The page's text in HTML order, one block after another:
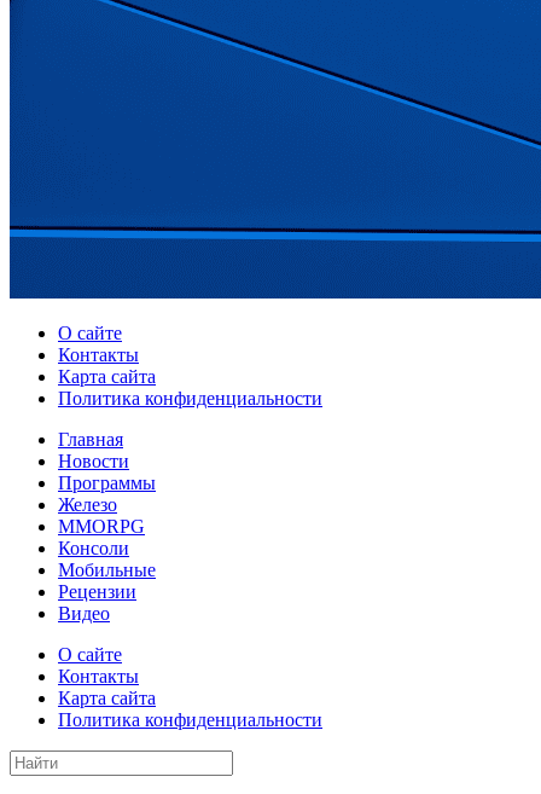
О сайте
Контакты
Карта сайта
Политика конфиденциальности
Главная
Новости
Программы
Железо
MMORPG
Консоли
Мобильные
Рецензии
Видео
О сайте
Контакты
Карта сайта
Политика конфиденциальности